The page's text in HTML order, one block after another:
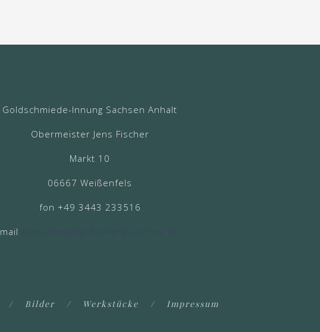
Goldschmiede-Innung Sachsen Anhalt
Obermeister Jens Fischer
Markt 10
06667 Weißenfels
fon +49 3443 233516
mail
Bilder Werkstücke Impressum